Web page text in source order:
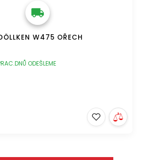
W475 OŘECH
ODEŠLEME